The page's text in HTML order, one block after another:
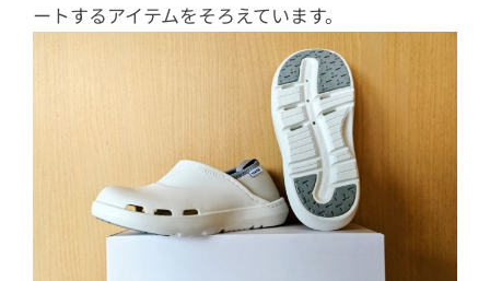
ートするアイテムをそろえています。